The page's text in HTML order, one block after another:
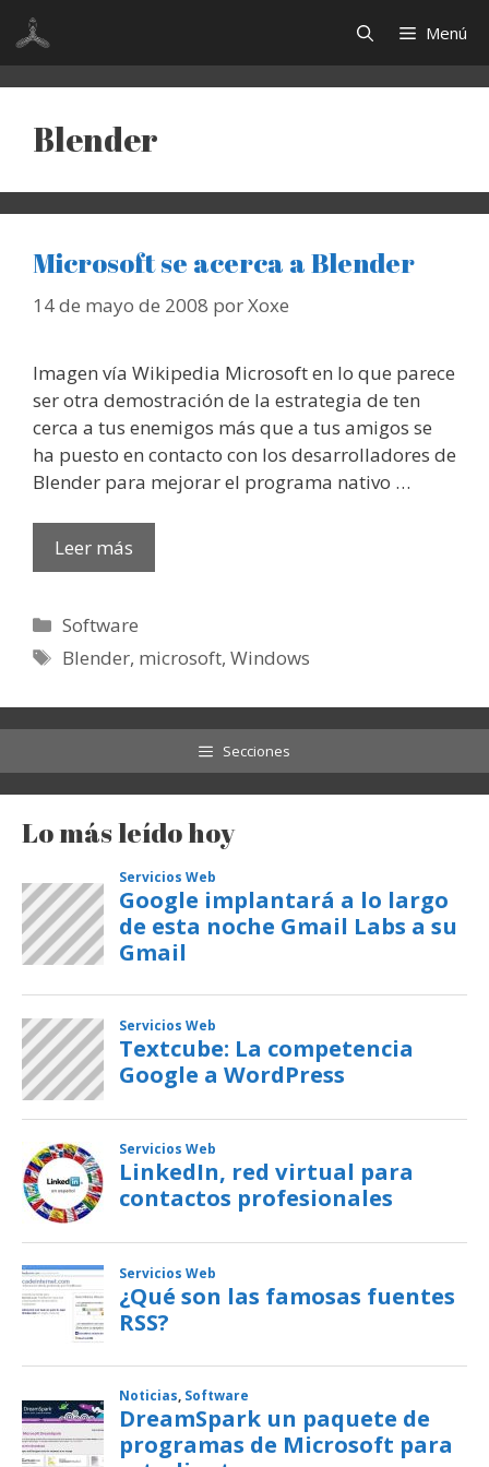
Saltar
contenido
Menú
Blender
Microsoft se acerca a Blender
14 de mayo de 2008 porXoxe
Imagen vía Wikipedia Microsoft en lo que parece
ser otra demostración de la estrategia de ten
cerca a tus enemigos más que a tus amigos se
ha puesto en contacto con los desarrolladores de
Blender para mejorar el programa nativo …
Leer más
Categorías
Software
Etiquetas
Blender, microsoft,Windows
Secciones
Lo más leído hoy